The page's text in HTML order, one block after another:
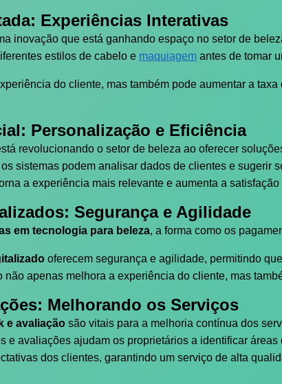
Experiências Interativas
inovação que está ganhando espaço no setor de
estilos de cabelo e maquiagem antes de tomar
do cliente, mas também pode aumentar a
Personalização e Eficiência
revolucionando o setor de beleza ao oferecer
sistemas podem analisar dados de clientes e sugerir
a experiência mais relevante e aumenta a satisfação
Segurança e Agilidade
em tecnologia para beleza, a forma como os
oferecem segurança e agilidade, permitindo
não apenas melhora a experiência do cliente, mas
Melhorando os Serviços
e avaliação são vitais para a melhoria contínua dos
e avaliações ajudam os proprietários a identificar
dos clientes, garantindo um serviço de alta